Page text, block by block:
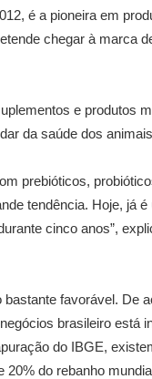
é a pioneira em
chegar à marca
e produtos
da saúde dos
prebióticos,
tendência. Hoje, já
cinco anos”,
favorável. De
brasileiro está
do IBGE,
do rebanho